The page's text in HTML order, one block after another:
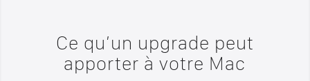
Ce qu’un upgrade peut
apporter à votre Mac